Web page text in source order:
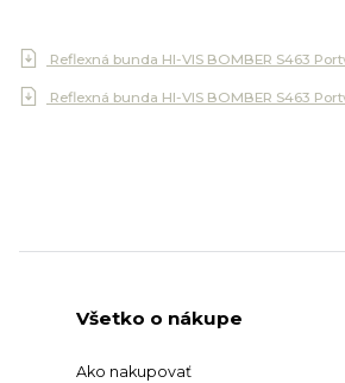
Reflexná bunda HI-VIS BOMBER S463
Reflexná bunda HI-VIS BOMBER S463
Všetko o nákupe
Ako nakupovať